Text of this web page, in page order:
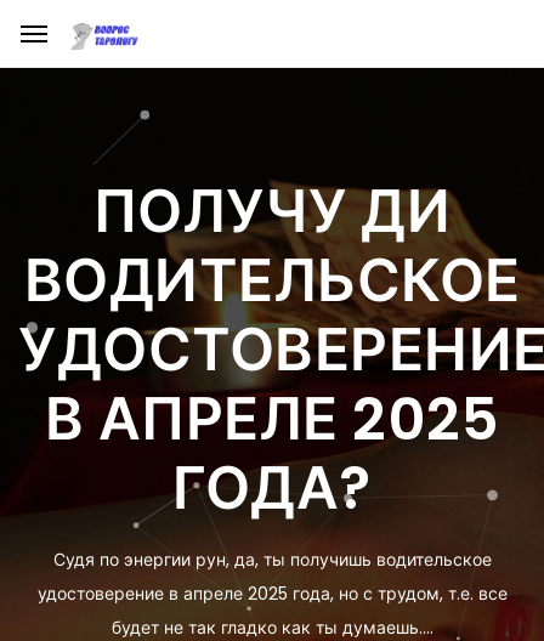
ПОЛУЧУ ДИ
ВОДИТЕЛЬСКОЕ
В АПРЕЛЕ 2025
ГОДА?
Судя по энергии рун, да, ты получишь водительское
удостоверение в апреле 2025 года, но с трудом, т.е. все
будет не так гладко как ты думаешь….